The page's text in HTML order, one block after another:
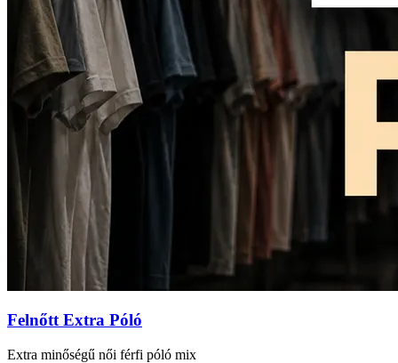
Felnőtt Extra Póló
Extra minőségű női férfi póló mix